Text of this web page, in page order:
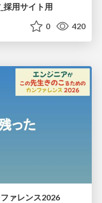
採用サイト用
0 420
ァレンス2026